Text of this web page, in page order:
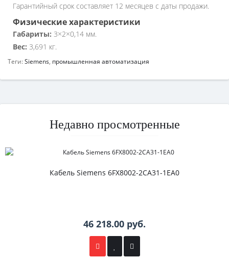
Гарантийный срок составляет 12 месяцев с даты продажи.
Физические характеристики
Габариты: 3×2×0,14 мм.
Вес: 3,691 кг.
Теги:Siemens, промышленная автоматизация
Недавно просмотренные
Кабель Siemens 6FX8002-2CA31-1EA0
46 218.00 руб.